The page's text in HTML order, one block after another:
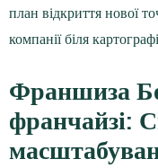
Франшиза
франчайзі: